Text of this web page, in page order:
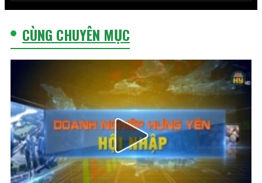
CÙNG CHUYÊN MỤC